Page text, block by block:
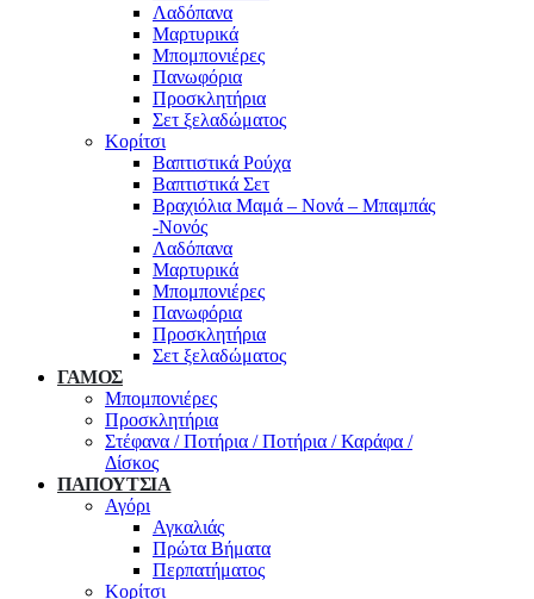
Λαδόπανα
Μαρτυρικά
Μπομπονιέρες
Πανωφόρια
Προσκλητήρια
Σετ ξελαδώματος
Κορίτσι
Βαπτιστικά Ρούχα
Βαπτιστικά Σετ
Βραχιόλια Μαμά – Νονά – Μπαμπάς
-Νονός
Λαδόπανα
Μαρτυρικά
Μπομπονιέρες
Πανωφόρια
Προσκλητήρια
Σετ ξελαδώματος
ΓΑΜΟΣ
Μπομπονιέρες
Προσκλητήρια
Στέφανα / Ποτήρια / Ποτήρια / Καράφα /
Δίσκος
ΠΑΠΟΥΤΣΙΑ
Αγόρι
Αγκαλιάς
Πρώτα Βήματα
Περπατήματος
Κορίτσι